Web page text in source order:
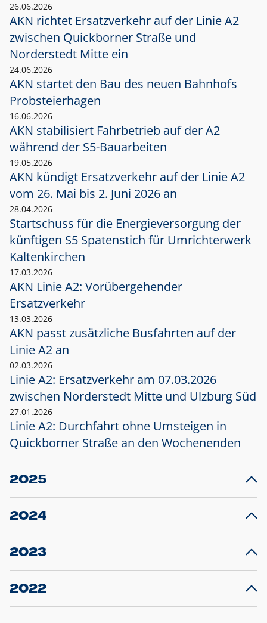
26.06.2026
AKN richtet Ersatzverkehr auf der Linie A2
zwischen Quickborner Straße und
Norderstedt Mitte ein
24.06.2026
AKN startet den Bau des neuen Bahnhofs
Probsteierhagen
16.06.2026
AKN stabilisiert Fahrbetrieb auf der A2
während der S5-Bauarbeiten
19.05.2026
AKN kündigt Ersatzverkehr auf der Linie A2
vom 26. Mai bis 2. Juni 2026 an
28.04.2026
Startschuss für die Energieversorgung der
künftigen S5 Spatenstich für Umrichterwerk
Kaltenkirchen
17.03.2026
AKN Linie A2: Vorübergehender
Ersatzverkehr
13.03.2026
AKN passt zusätzliche Busfahrten auf der
Linie A2 an
02.03.2026
Linie A2: Ersatzverkehr am 07.03.2026
zwischen Norderstedt Mitte und Ulzburg Süd
27.01.2026
Linie A2: Durchfahrt ohne Umsteigen in
Quickborner Straße an den Wochenenden
2025
23.12.2025
Projekt S5: Start der Bauarbeiten am
2024
10.12.2024
Großprojekt S5: Sperrung der Bahnstraße in
2023
20.12.2023
Schleswig-Holstein verlängert den
2022
22.12.2022